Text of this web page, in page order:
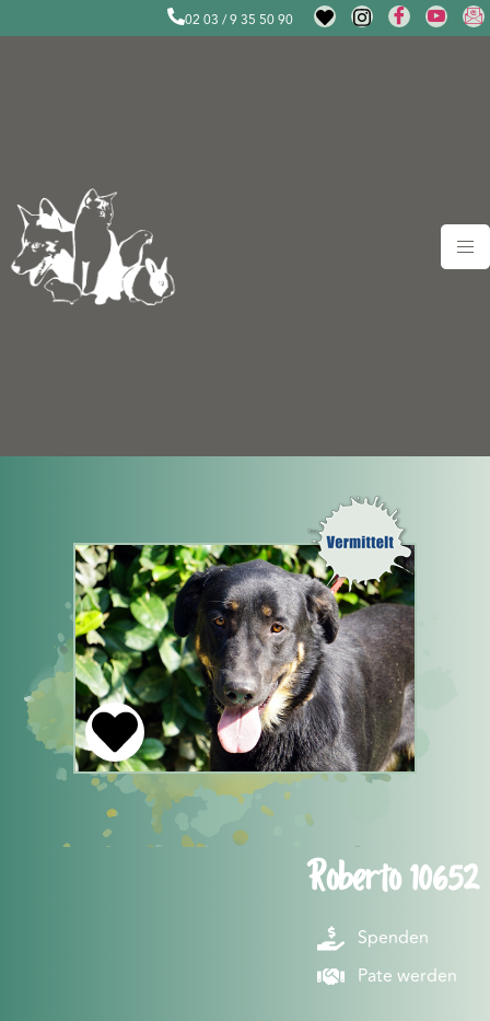
02 03 / 9 35 50 90
Roberto 10652
Spenden
Pate werden